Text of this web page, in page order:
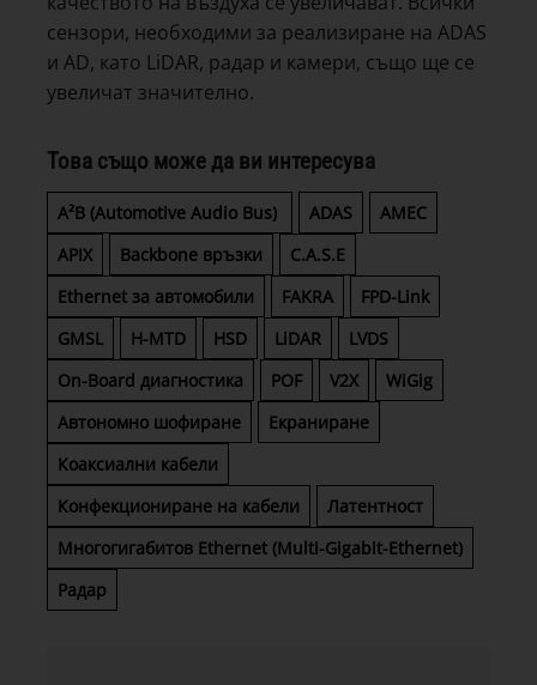
сензори, необходими за реализиране на ADAS
и AD, като LiDAR, радар и камери, също ще се
увеличат значително.
Това също може да ви интересува
A²B (Automotive Audio Bus) ADAS
AMEC
APIX
Backbone връзки
C.A.S.E
Ethernet за автомобили
FAKRA
FPD-Link
GMSL
H-MTD HSD LiDAR
LVDS
On-Board диагностика
POF V2X
WiGig
Автономно шофиране
Екраниране
Коаксиални кабели
Конфекциониране на кабели
Латентност
Многогигабитов Ethernet (Multi-Gigabit-Ethernet)
Радар